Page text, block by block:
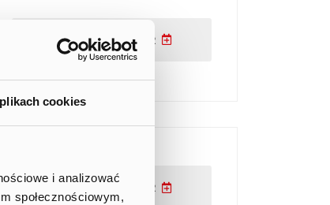
cookies
i analizować
społecznościowym,
ADD TO CALENDAR
ADD TO CALENDAR